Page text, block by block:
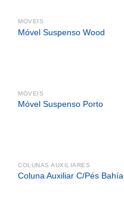
MÓVEIS
Móvel Suspenso Wood
MÓVEIS
Móvel Suspenso Porto
COLUNAS AUXILIARES
Coluna Auxiliar C/Pés Bahía